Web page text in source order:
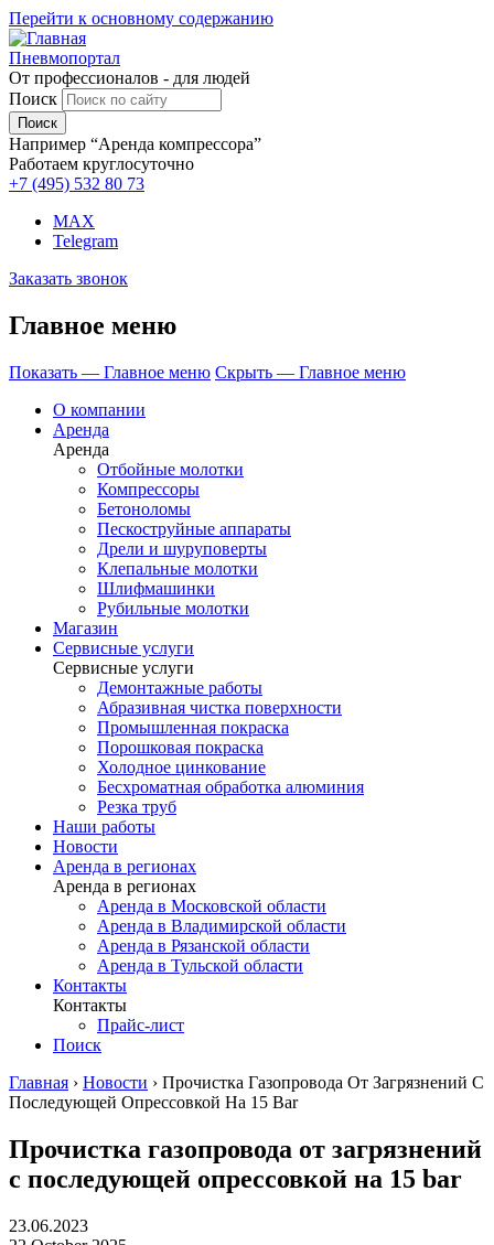
Перейти к основному содержанию
Пневмопортал
От профессионалов - для людей
Поиск
Например “Аренда компрессора”
Работаем круглосуточно
+7 (495) 532 80 73
MAX
Telegram
Заказать звонок
Главное меню
Показать — Главное меню Скрыть — Главное меню
О компании
Аренда
Аренда
Отбойные молотки
Компрессоры
Бетоноломы
Пескоструйные аппараты
Дрели и шуруповерты
Клепальные молотки
Шлифмашинки
Рубильные молотки
Магазин
Сервисные услуги
Сервисные услуги
Демонтажные работы
Абразивная чистка поверхности
Промышленная покраска
Порошковая покраска
Холодное цинкование
Бесхроматная обработка алюминия
Резка труб
Наши работы
Новости
Аренда в регионах
Аренда в регионах
Аренда в Московской области
Аренда в Владимирской области
Аренда в Рязанской области
Аренда в Тульской области
Контакты
Контакты
Прайс-лист
Поиск
Главная › Новости › Прочистка Газопровода От Загрязнений С
Последующей Опрессовкой На 15 Bar
Прочистка газопровода от загрязнений
с последующей опрессовкой на 15 bar
23.06.2023